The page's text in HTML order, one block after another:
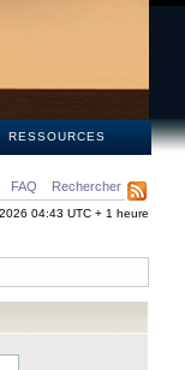
RESSOURCES
FAQ Rechercher
04:43 UTC + 1 heure